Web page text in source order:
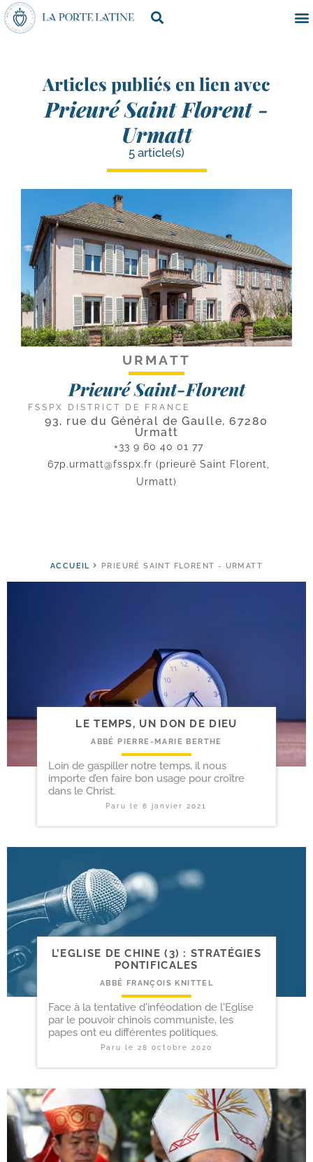
Articles publiés en lien avec
Prieuré Saint Florent -
Urmatt
5 article(s)
URMATT
Prieuré Saint-Florent
FSSPX DISTRICT DE FRANCE
93, rue du Général de Gaulle, 67280
Urmatt
+33 9 60 40 01 77
67p.urmatt@fsspx.fr (prieuré Saint Florent,
Urmatt)
ACCUEIL PRIEURÉ SAINT FLORENT - URMATT
LE TEMPS, UN DON DE DIEU
ABBÉ PIERRE-MARIE BERTHE
Loin de gaspiller notre temps, il nous
importe d’en faire bon usage pour croître
dans le Christ.
Paru le6 janvier 2021
L’EGLISE DE CHINE (3) : STRATÉGIES
PONTIFICALES
ABBÉ FRANÇOIS KNITTEL
Face à la tentative d'inféodation de l'Eglise
par le pouvoir chinois communiste, les
papes ont eu différentes politiques.
Paru le 28 octobre 2020